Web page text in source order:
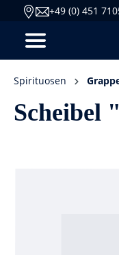
+49 (0) 451
Spirituosen
Scheibel